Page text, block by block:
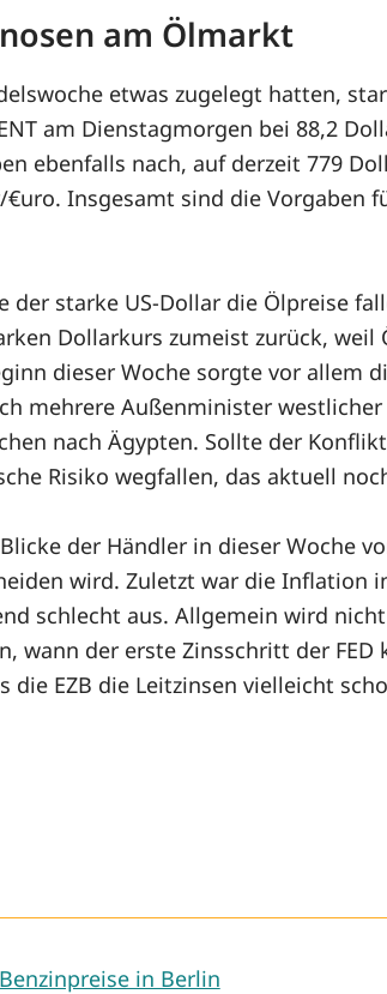
am Ölmarkt
etwas zugelegt hatten,
am Dienstagmorgen bei 88,2
ebenfalls nach, auf derzeit 779
Insgesamt sind die Vorgaben
der starke US-Dollar die Ölpreise
Dollarkurs zumeist zurück,
dieser Woche sorgte vor allem
mehrere Außenminister
nach Ägypten. Sollte der
Risiko wegfallen, das aktuell
der Händler in dieser Woche
wird. Zuletzt war die Inflation
schlecht aus. Allgemein wird
wann der erste Zinsschritt der
EZB die Leitzinsen vielleicht
Benzinpreise in Berlin